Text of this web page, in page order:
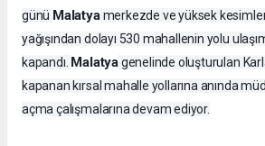
günü Malatyamerkezde ve yüksek
yağışından dolayı 530 mahallenin yolu
kapandı. Malatyagenelinde oluşturulan
kapanan kırsal mahalle yollarına anında
açma çalışmalarına devam ediyor.